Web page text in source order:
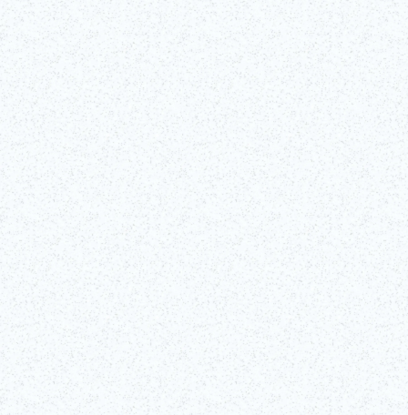
Tue, Apr 1, 2025 - Sun, Dec 27, 2026
TBS赤坂ACT劇場